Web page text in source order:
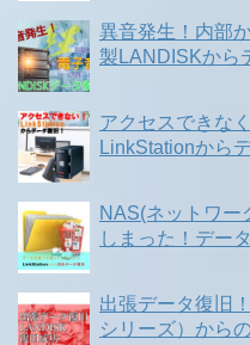
異音発生！内部
製LANDISKから
アクセスできな
LinkStationから
NAS(ネットワー
しまった！デー
出張データ復旧
シリーズ）から